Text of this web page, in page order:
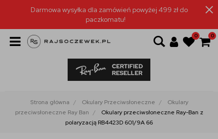
Darmowa wysyłka dla zamówień powyżej 499 zł do
paczkomatu!
0 0
Strona główna Okulary Przeciwsłoneczne
Okulary
przeciwsłoneczne Ray Ban
Okulary przeciwsłoneczne Ray-Ban z
polaryzacją RB4423D 601/9A 66